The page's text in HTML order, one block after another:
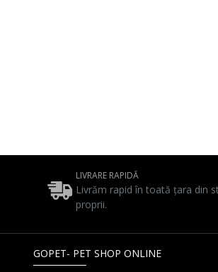
LIVRARE RAPIDĂ
Livrăm rapid în toată țara din
proprii.
GOPET- PET SHOP ONLINE